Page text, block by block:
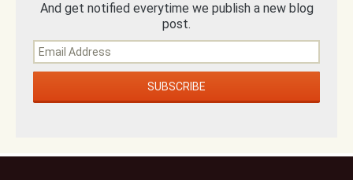
And get notified everytime we publish a new blog
post.